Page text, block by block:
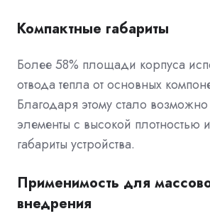
Компактные габариты
Более 58% площади корпуса
отвода тепла от основных
Благодаря этому стало
элементы с высокой плотностью
габариты устройства.
Применимость для
внедрения